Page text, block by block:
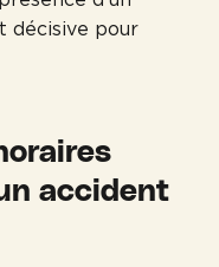
décisive pour
accident